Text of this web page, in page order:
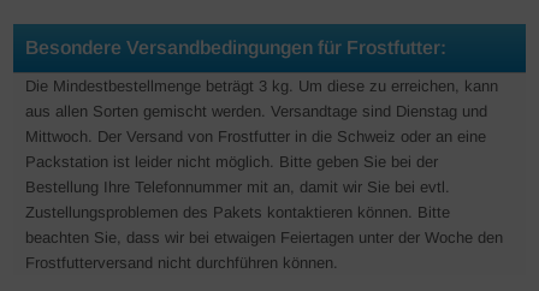
Besondere Versandbedingungen für Frostfutter:
Die Mindestbestellmenge beträgt 3 kg. Um diese zu erreichen, kann
aus allen Sorten gemischt werden. Versandtage sind Dienstag und
Mittwoch. Der Versand von Frostfutter in die Schweiz oder an eine
Packstation ist leider nicht möglich. Bitte geben Sie bei der
Bestellung Ihre Telefonnummer mit an, damit wir Sie bei evtl.
Zustellungsproblemen des Pakets kontaktieren können. Bitte
beachten Sie, dass wir bei etwaigen Feiertagen unter der Woche den
Frostfutterversand nicht durchführen können.